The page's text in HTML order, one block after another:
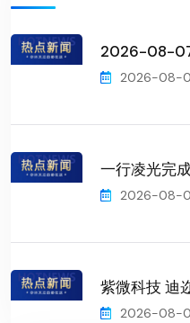
2026-08-
2026-08-
一行凌光完
2026-08-
紫微科技 迪
2026-08-